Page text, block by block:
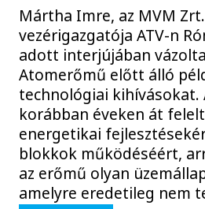
Mártha Imre, az MVM
vezérigazgatója ATV-n
adott interjújában
Atomerőmű előtt álló
technológiai kihívásokat.
korábban éveken át
energetikai
blokkok működéséért,
az erőmű olyan
amelyre eredetileg nem